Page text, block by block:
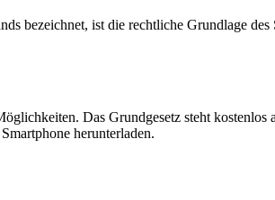
bezeichnet, ist die rechtliche Grundlage
Das Grundgesetz steht
herunterladen.